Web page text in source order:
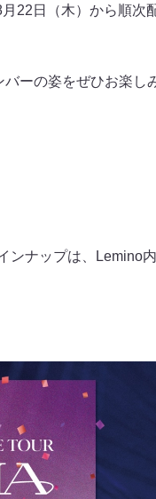
22日（木）から順次
ーの姿をぜひお楽し
ンナップは、Lemino